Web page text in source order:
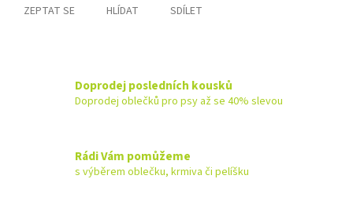
ZEPTAT SE HLÍDAT SDÍLET
Doprodej posledních kousků
Doprodej oblečků pro psy až se 40% slevou
Rádi Vám pomůžeme
s výběrem oblečku, krmiva či pelíšku